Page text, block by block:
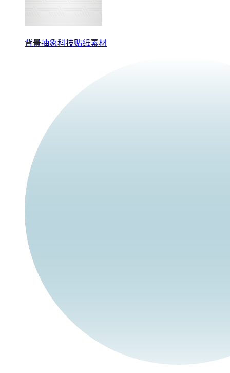
背景抽象科技贴纸素材